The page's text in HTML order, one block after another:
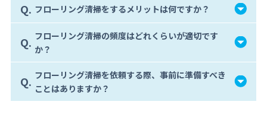
Q. フローリング清掃をするメリットは何ですか？
Q. フローリング清掃の頻度はどれくらいが適切です
か？
Q. フローリング清掃を依頼する際、事前に準備すべき
ことはありますか？